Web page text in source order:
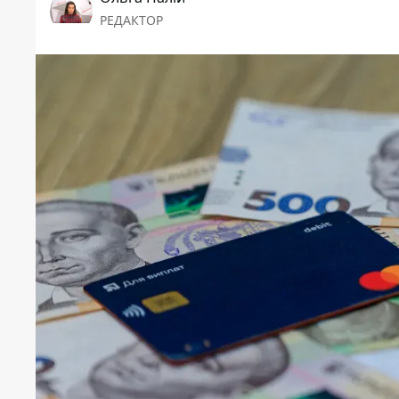
РЕДАКТОР